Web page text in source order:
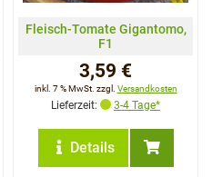
Fleisch-Tomate Gigantomo,
F1
3,59 €
inkl. 7 % MwSt. zzgl. Versandkosten
Lieferzeit: 3-4 Tage*
Details